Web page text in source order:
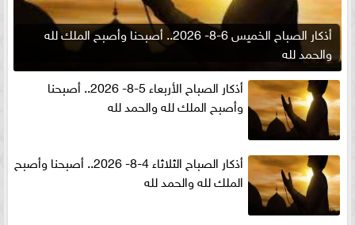
أذكار الصباح الخميس 6-8- 2026.. أصبحنا وأصبح الملك لله
والحمد لله
أذكار الصباح الأربعاء 5-8- 2026.. أصبحنا
وأصبح الملك لله والحمد لله
أذكار الصباح الثلاثاء 4-8- 2026.. أصبحنا وأصبح
الملك لله والحمد لله